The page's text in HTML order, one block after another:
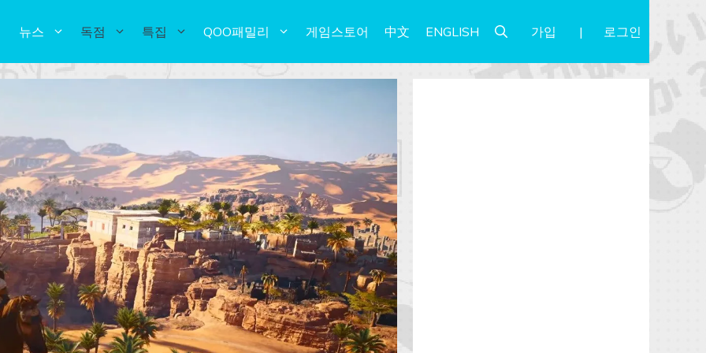
뉴스 독점 특집 QOO패밀리 게임스토어 中文 ENGLISH 가입 로그인